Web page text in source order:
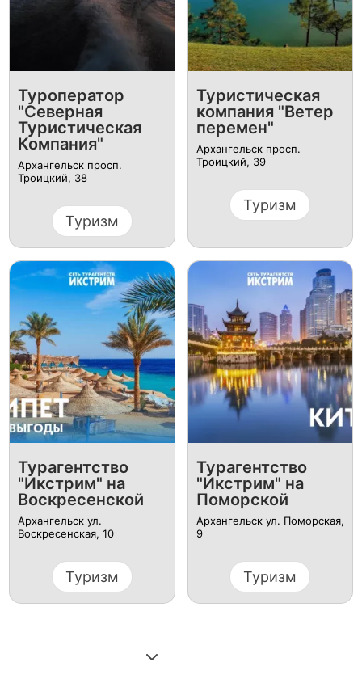
Туроператор
"Северная
Туристическая
Компания"
Архангельск просп.
Троицкий, 38
Туризм
Туристическая
компания "Ветер
перемен"
Архангельск просп.
Троицкий, 39
Туризм
Турагентство
"Икстрим" на
Воскресенской
Архангельск ​ул.
Воскресенская, 10
Туризм
Турагентство
"Икстрим" на
Поморской
Архангельск ул. Поморская,
9
Туризм